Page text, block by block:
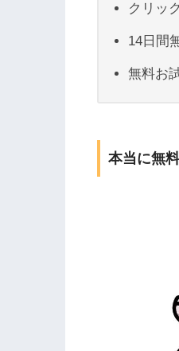
クリッ
14日間
無料お
本当に無